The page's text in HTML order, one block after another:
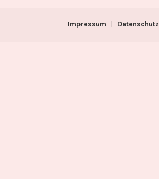
Impressum | Datenschutz